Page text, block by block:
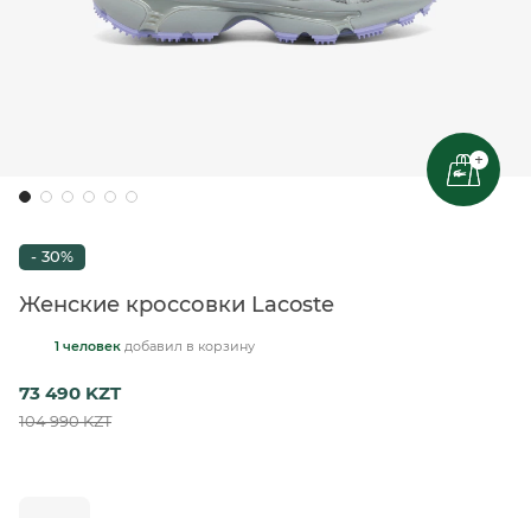
+
- 30%
Женские кроссовки Lacoste
1 человек добавил в корзину
73 490 KZT
104 990 KZT